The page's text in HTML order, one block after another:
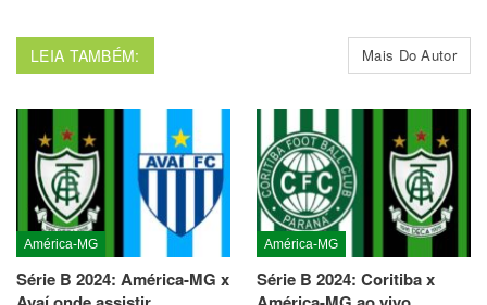
LEIA TAMBÉM: Mais Do Autor
América-MG
Série B 2024: América-MG x
América-MG
Série B 2024: Coritiba x